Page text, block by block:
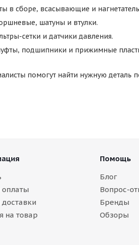
в сборе, всасывающие и
шатуны и втулки.
сетки и датчики давления.
подшипники и прижимные
помогут найти нужную деталь
оплаты
на товар
Помощь
Блог
Вопрос-
Бренды
Обзоры